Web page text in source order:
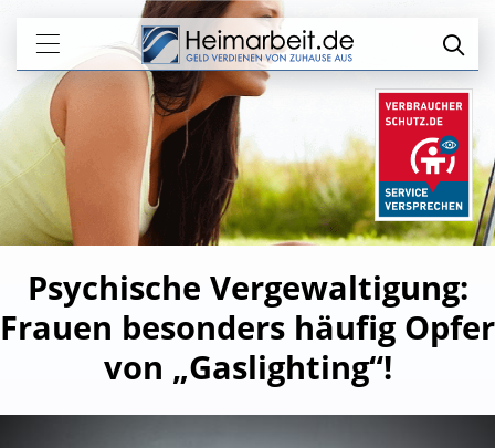
Psychische Vergewaltigung:
Frauen besonders häufig Opfer
von „Gaslighting“!